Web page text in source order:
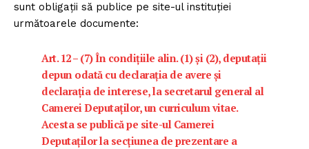
sunt obligații să publice pe site-ul instituției
următoarele documente:
Art. 12 – (7) În condiţiile alin. (1) şi (2), deputaţii
depun odată cu declaraţia de avere şi
declaraţia de interese, la secretarul general al
Camerei Deputaţilor, un curriculum vitae.
Acesta se publică pe site-ul Camerei
Deputaţilor la secţiunea de prezentare a